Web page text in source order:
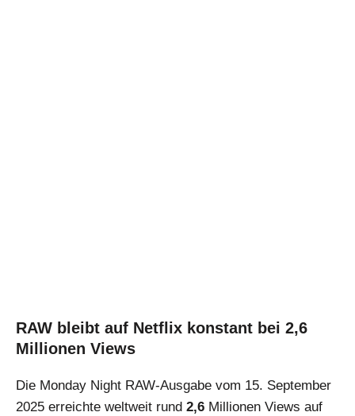
RAW bleibt auf Netflix konstant bei 2,6
Millionen Views
Die Monday Night RAW-Ausgabe vom 15. September
2025 erreichte weltweit rund 2,6 Millionen Views auf